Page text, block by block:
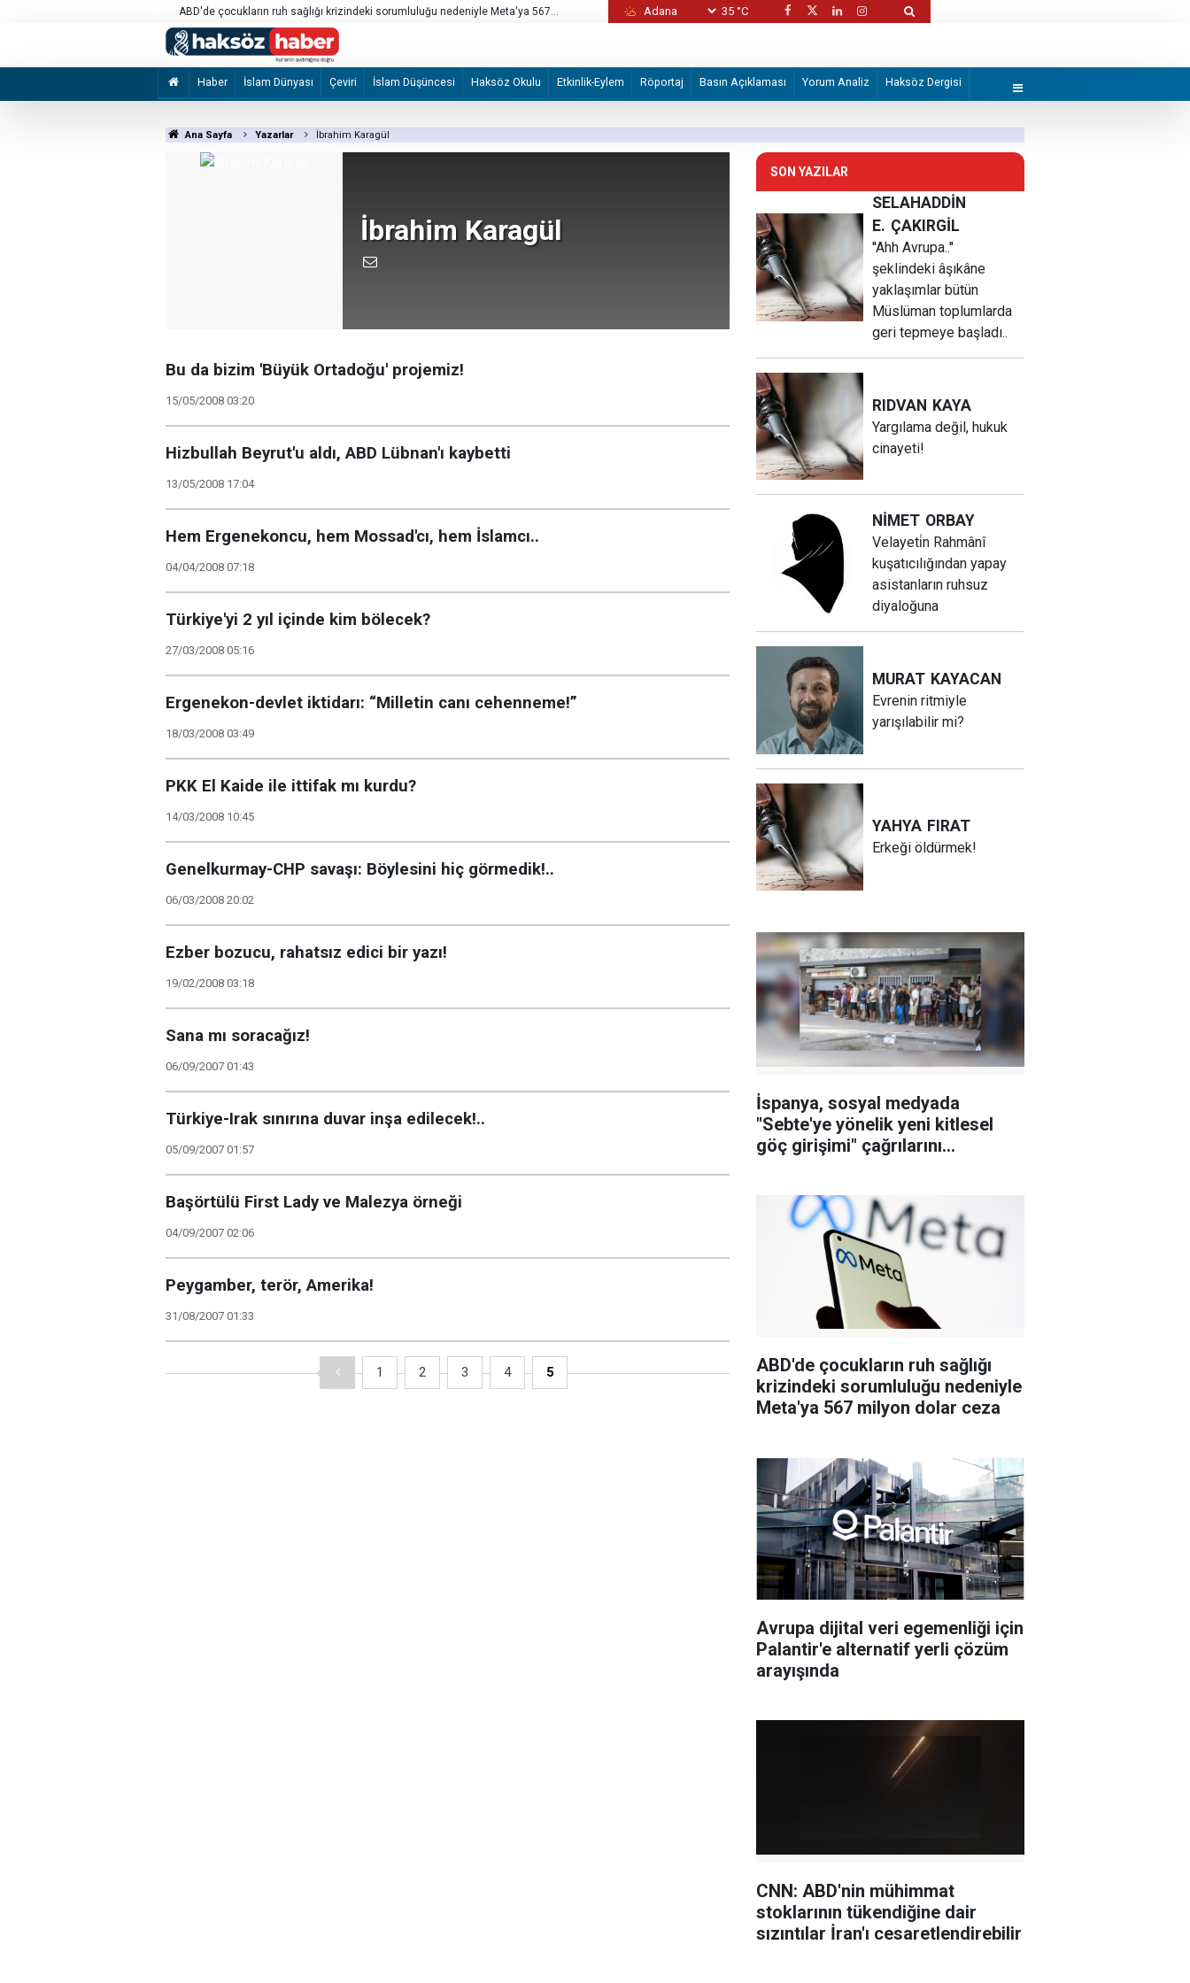
ABD'de çocukların ruh sağlığı krizindeki sorumluluğu nedeniyle Meta'ya 567
milyon dolar ceza
Avrupa dijital veri egemenliği için Palantir'e alternatif yerli çözüm arayışında
35 °C
Haber İslam Dünyası Çeviri İslam Düşüncesi Haksöz Okulu Etkinlik-Eylem Röportaj Basın Açıklaması Yorum Analiz Haksöz Dergisi
Ana Sayfa Yazarlar İbrahim Karagül
İbrahim Karagül
Bu da bizim 'Büyük Ortadoğu' projemiz!
15/05/2008 03:20
Hizbullah Beyrut'u aldı, ABD Lübnan'ı kaybetti
13/05/2008 17:04
Hem Ergenekoncu, hem Mossad'cı, hem İslamcı..
04/04/2008 07:18
Türkiye'yi 2 yıl içinde kim bölecek?
27/03/2008 05:16
Ergenekon-devlet iktidarı: “Milletin canı cehenneme!”
18/03/2008 03:49
PKK El Kaide ile ittifak mı kurdu?
14/03/2008 10:45
Genelkurmay-CHP savaşı: Böylesini hiç görmedik!..
06/03/2008 20:02
Ezber bozucu, rahatsız edici bir yazı!
19/02/2008 03:18
Sana mı soracağız!
06/09/2007 01:43
Türkiye-Irak sınırına duvar inşa edilecek!..
05/09/2007 01:57
Başörtülü First Lady ve Malezya örneği
04/09/2007 02:06
Peygamber, terör, Amerika!
31/08/2007 01:33
1 2 3 4 5
SON YAZILAR
SELAHADDİN
E. ÇAKIRGİL
''Ahh Avrupa..''
şeklindeki âşıkâne
yaklaşımlar bütün
Müslüman toplumlarda
geri tepmeye başladı..
RIDVAN KAYA
Yargılama değil, hukuk
cinayeti!
NİMET ORBAY
Velayeti̇n Rahmânî
kuşatıcılığından yapay
asistanların ruhsuz
diyaloğuna
MURAT KAYACAN
Evrenin ritmiyle
yarışılabilir mi?
YAHYA FIRAT
Erkeği öldürmek!
İspanya, sosyal medyada
"Sebte'ye yönelik yeni kitlesel
göç girişimi" çağrılarını
ABD'de çocukların ruh sağlığı
krizindeki sorumluluğu nedeniyle
Meta'ya 567 milyon dolar ceza
Avrupa dijital veri egemenliği için
Palantir'e alternatif yerli çözüm
arayışında
CNN: ABD'nin mühimmat
stoklarının tükendiğine dair
sızıntılar İran'ı cesaretlendirebilir